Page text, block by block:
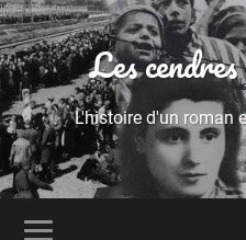
Les
L'histoire d'un roman